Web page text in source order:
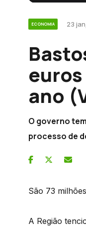
ECONOMIA 23
ano
O governo
processo de
São 73
A Região